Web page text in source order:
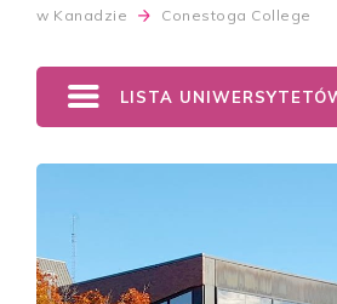
w Kanadzie
Conestoga College
LISTA